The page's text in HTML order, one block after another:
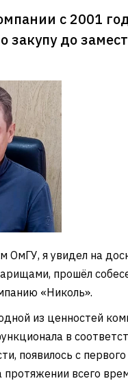
с 2001
закупу до
ОмГУ, я увидел на
прошёл
«Николь».
из ценностей
в
появилось с
протяжении всего